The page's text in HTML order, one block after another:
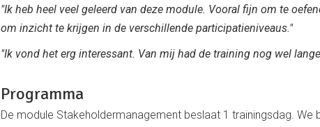
"Ik heb heel veel geleerd van deze module. Vooral fijn om te
om inzicht te krijgen in de verschillende participatieniveaus."
"Ik vond het erg interessant. Van mij had de training nog wel
Programma
De module Stakeholdermanagement beslaat 1 trainingsdag. We